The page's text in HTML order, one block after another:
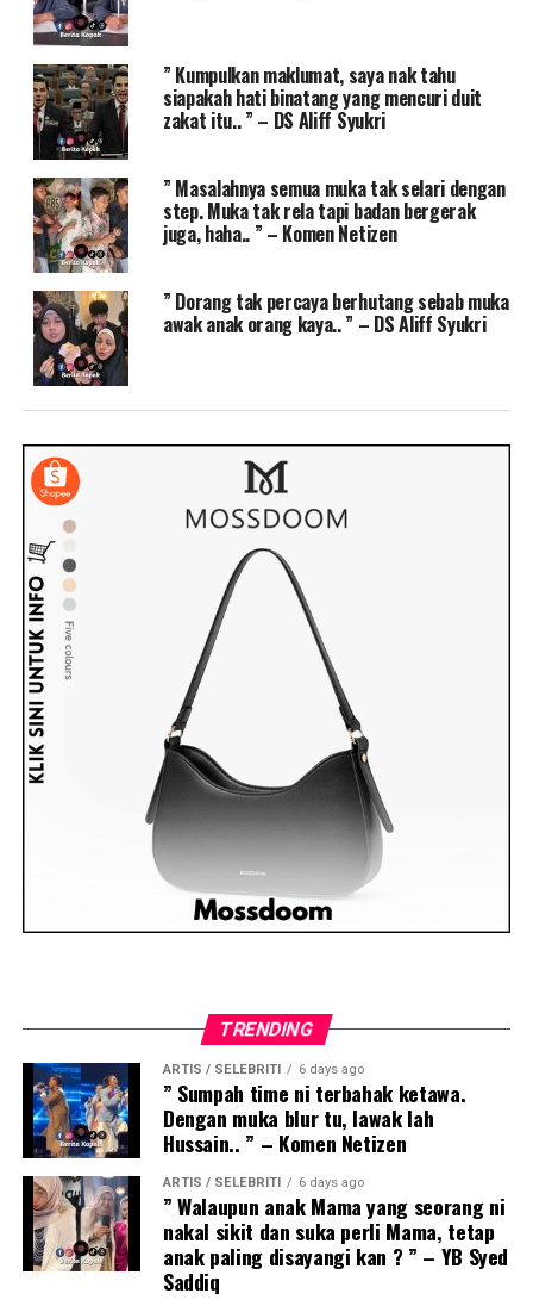
” Kumpulkan maklumat, saya nak tahu
siapakah hati binatang yang mencuri duit
zakat itu.. ” – DS Aliff Syukri
” Masalahnya semua muka tak selari dengan
step. Muka tak rela tapi badan bergerak
juga, haha.. ” – Komen Netizen
” Dorang tak percaya berhutang sebab muka
awak anak orang kaya.. ” – DS Aliff Syukri
TRENDING
ARTIS / SELEBRITI 6 days ago
” Sumpah time ni terbahak ketawa.
Dengan muka blur tu, lawak lah
Hussain.. ” – Komen Netizen
ARTIS / SELEBRITI 6 days ago
” Walaupun anak Mama yang seorang ni
nakal sikit dan suka perli Mama, tetap
anak paling disayangi kan ? ” – YB Syed
Saddiq